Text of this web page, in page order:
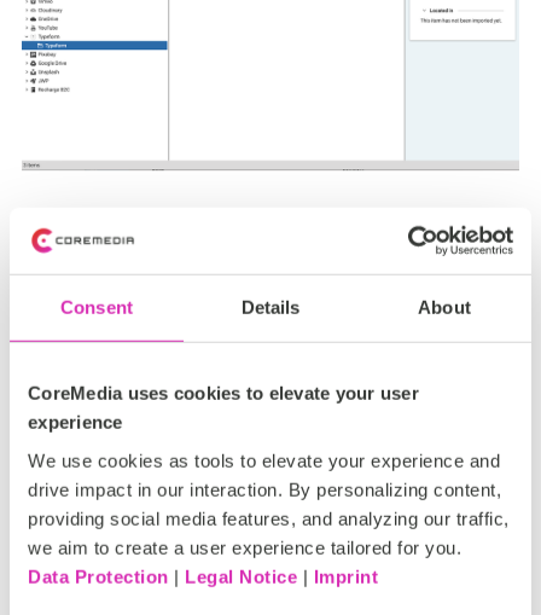
Consent Details About
CoreMedia uses cookies to elevate your user
experience
We use cookies as tools to elevate your experience and
drive impact in our interaction. By personalizing content,
providing social media features, and analyzing our traffic,
we aim to create a user experience tailored for you.
Data Protection | Legal Notice | Imprint
Installation
hier:https://github.com/CoreMedia/content-hub-
adapter-typeform
Es wird als bereitgestellt alsCoreMedia Plugin.